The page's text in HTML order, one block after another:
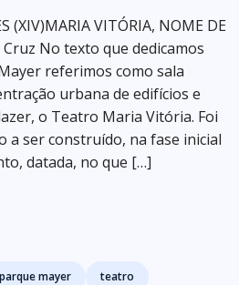
(XIV)MARIA VITÓRIA, NOME DE
No texto que dedicamos
referimos como sala
urbana de edifícios e
o Teatro Maria Vitória. Foi
a ser construído, na fase inicial
datada, no que […]
parque mayer
teatro